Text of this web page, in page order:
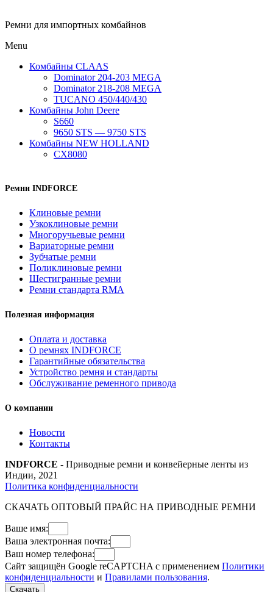
Ремни для импортных комбайнов
Menu
Комбайны CLAAS
Dominator 204-203 MEGA
Dominator 218-208 MEGA
TUCANO 450/440/430
Комбайны John Deere
S660
9650 STS — 9750 STS
Комбайны NEW HOLLAND
CX8080
Ремни INDFORCE
Клиновые ремни
Узкоклиновые ремни
Многоручьевые ремни
Вариаторные ремни
Зубчатые ремни
Поликлиновые ремни
Шестигранные ремни
Ремни стандарта RMA
Полезная информация
Оплата и доставка
О ремнях INDFORCE
Гарантийные обязательства
Устройство ремня и стандарты
Обслуживание ременного привода
О компании
Новости
Контакты
INDFORCE - Приводные ремни и конвейерные ленты из
Индии, 2021
Политика конфиденциальности
СКАЧАТЬ ОПТОВЫЙ ПРАЙС НА ПРИВОДНЫЕ РЕМНИ
Ваше имя:
Ваша электронная почта:
Ваш номер телефона:
Сайт защищён Google reCAPTCHA с применением Политики
конфиденциальности и Правилами пользования.
Скачать